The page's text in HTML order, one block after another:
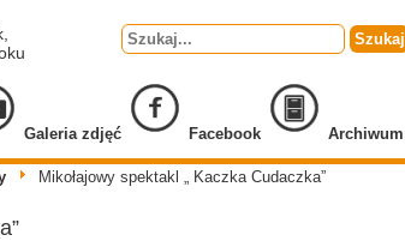
Szukaj
Archiwum
Facebook
Galeria zdjęć
Mikołajowy spektakl „ Kaczka Cudaczka”